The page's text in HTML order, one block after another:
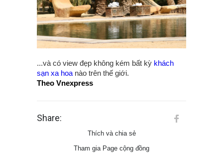
...và có view đẹp không kém bất kỳ khách
sạn xa hoanào trên thế giới.
Theo Vnexpress
Share:
Thích và chia sẻ
Tham gia Page cộng đồng